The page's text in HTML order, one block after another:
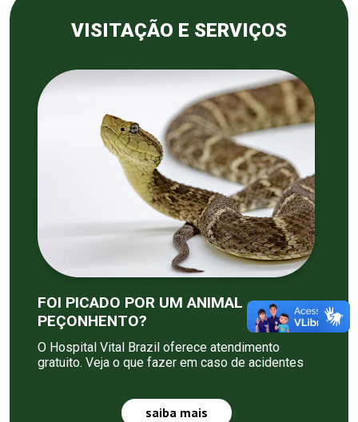
VISITAÇÃO E SERVIÇOS
FOI PICADO POR UM ANIMAL
PEÇONHENTO?
O Hospital Vital Brazil oferece atendimento
gratuito. Veja o que fazer em caso de acidentes
saiba mais